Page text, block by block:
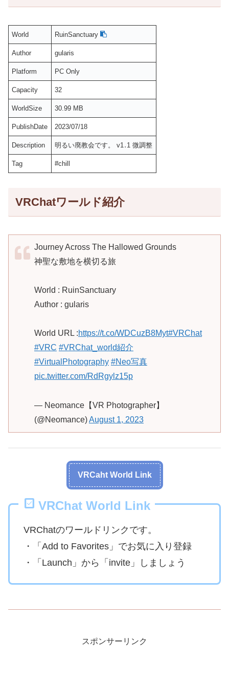
World RuinSanctuary
Author gularis
Platform PC Only
Capacity 32
WorldSize 30.99 MB
PublishDate 2023/07/18
Description 明るい廃教会です。 v1․1 微調整
Tag #chill
VRChatワールド紹介
Journey Across The Hallowed Grounds
神聖な敷地を横切る旅
World : RuinSanctuary
Author : gularis
World URL :https://t.co/WDCuzB8Myt#VRChat
#VRC #VRChat_world紹介
#VirtualPhotography #Neo写真
pic.twitter.com/RdRgylz15p
— Neomance【VR Photographer】
(@Neomance)August 1, 2023
VRCaht World Link
VRChat World Link
VRChatのワールドリンクです。
・「Add to Favorites」でお気に入り登録
・「Launch」から「invite」しましょう
スポンサーリンク